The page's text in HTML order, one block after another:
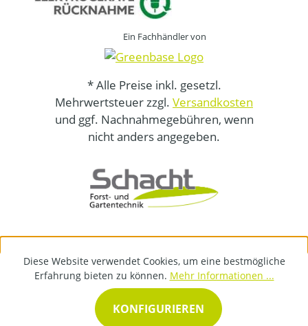
Ein Fachhändler von
* Alle Preise inkl. gesetzl.
Mehrwertsteuer zzgl. Versandkosten
und ggf. Nachnahmegebühren, wenn
nicht anders angegeben.
Diese Website verwendet Cookies, um eine bestmögliche
Erfahrung bieten zu können. Mehr Informationen ...
KONFIGURIEREN